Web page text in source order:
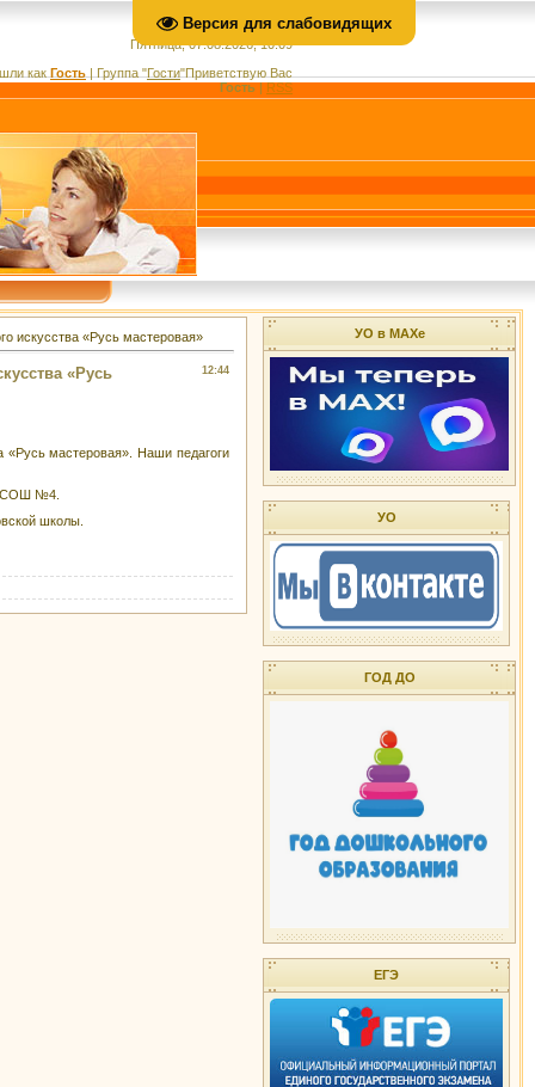
Версия для слабовидящих
Пятница, 07.08.2026, 10:09
как Гость | Группа "Гости"Приветствую Вас
Гость|RSS
искусства «Русь мастеровая»
12:44
«Русь
«Русь мастеровая». Наши педагоги
СОШ №4.
школы.
УО в МАХе
УО
ГОД ДО
ЕГЭ